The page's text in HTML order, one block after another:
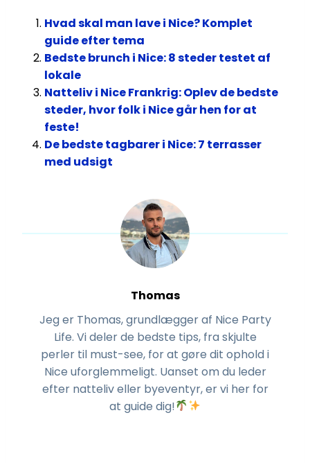
Hvad skal man lave i Nice? Komplet
guide efter tema
Bedste brunch i Nice: 8 steder testet af
lokale
Natteliv i Nice Frankrig: Oplev de bedste
steder, hvor folk i Nice går hen for at
feste!
De bedste tagbarer i Nice: 7 terrasser
med udsigt
Thomas
Jeg er Thomas, grundlægger af Nice Party
Life. Vi deler de bedste tips, fra skjulte
perler til must-see, for at gøre dit ophold i
Nice uforglemmeligt. Uanset om du leder
efter natteliv eller byeventyr, er vi her for
at guide dig!